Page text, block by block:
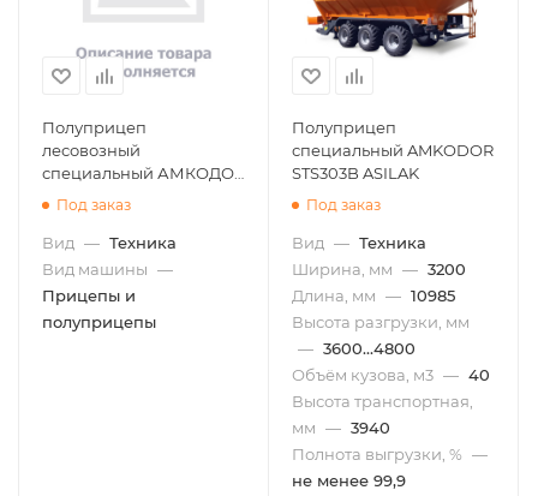
Полуприцеп
лесовозный
специальный АМКОДОР
2311Под заказ
Вид — Техника
Вид машины —
Прицепы и
полуприцепы
Полуприцеп
специальный AMKODOR
STS303B ASILAK
Под заказ
Вид — Техника
Ширина, мм — 3200
Длина, мм — 10985
Высота разгрузки, мм
— 3600...4800
Объём кузова, м3 — 40
Высота транспортная,
мм — 3940
Полнота выгрузки, % —
не менее 99,9